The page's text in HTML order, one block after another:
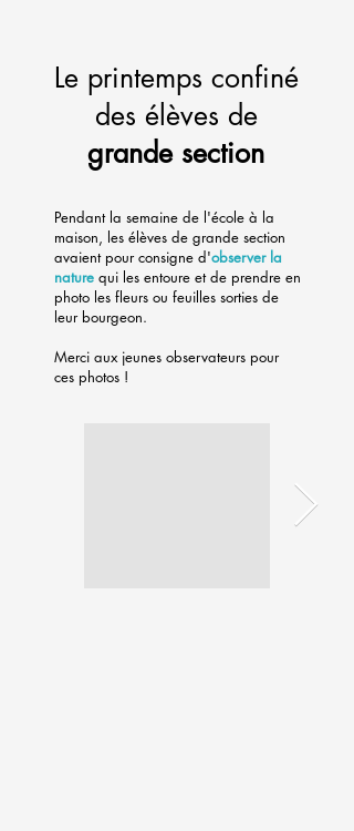
Le printemps confiné
des élèves de
grande section
Pendant la semaine de l'école à la
maison, les élèves de grande section
avaient pour consigne d'observer la
nature qui les entoure et de prendre en
photo les fleurs ou feuilles sorties de
leur bourgeon.
Merci aux jeunes observateurs pour
ces photos !